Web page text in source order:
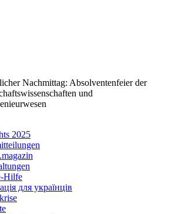
Nachmittag: Absolventenfeier der
und
2025
Hilfe
для українців